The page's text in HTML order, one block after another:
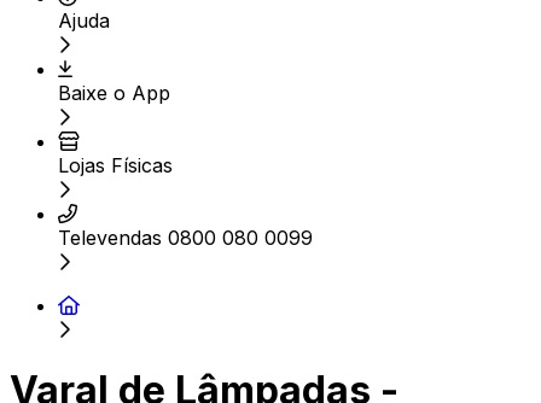
Ajuda
Baixe o App
Lojas Físicas
Televendas 0800 080 0099
Varal de Lâmpadas -